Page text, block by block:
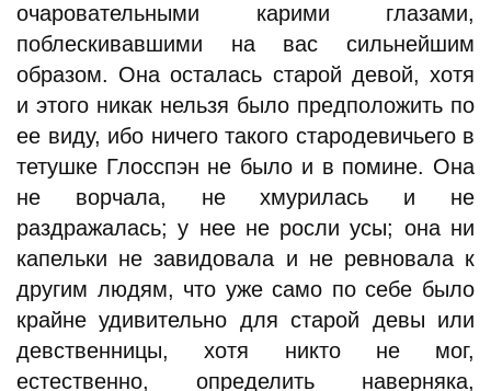
очаровательными карими глазами,
поблескивавшими на вас сильнейшим
образом. Она осталась старой девой, хотя
и этого никак нельзя было предположить по
ее виду, ибо ничего такого стародевичьего в
тетушке Глосспэн не было и в помине. Она
не ворчала, не хмурилась и не
раздражалась; у нее не росли усы; она ни
капельки не завидовала и не ревновала к
другим людям, что уже само по себе было
крайне удивительно для старой девы или
девственницы, хотя никто не мог,
естественно, определить наверняка,